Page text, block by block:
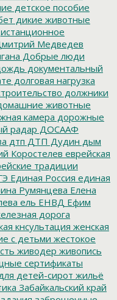
детское пособие
дикие животные
Медведев
Добрые люди
документальный
долговая нагрузка
должники
животные
камера дорожные
радар ДОСААФ
дтп ДТП Дудин дым
Коростелев еврейская
традиции
Единая Россия единая
Румянцева Елена
ель ЕНВД Ефим
дорога
кнсультация женская
с детьми жестокое
живодер живопись
сертификаты
детей-сирот жильё
Забайкальский край